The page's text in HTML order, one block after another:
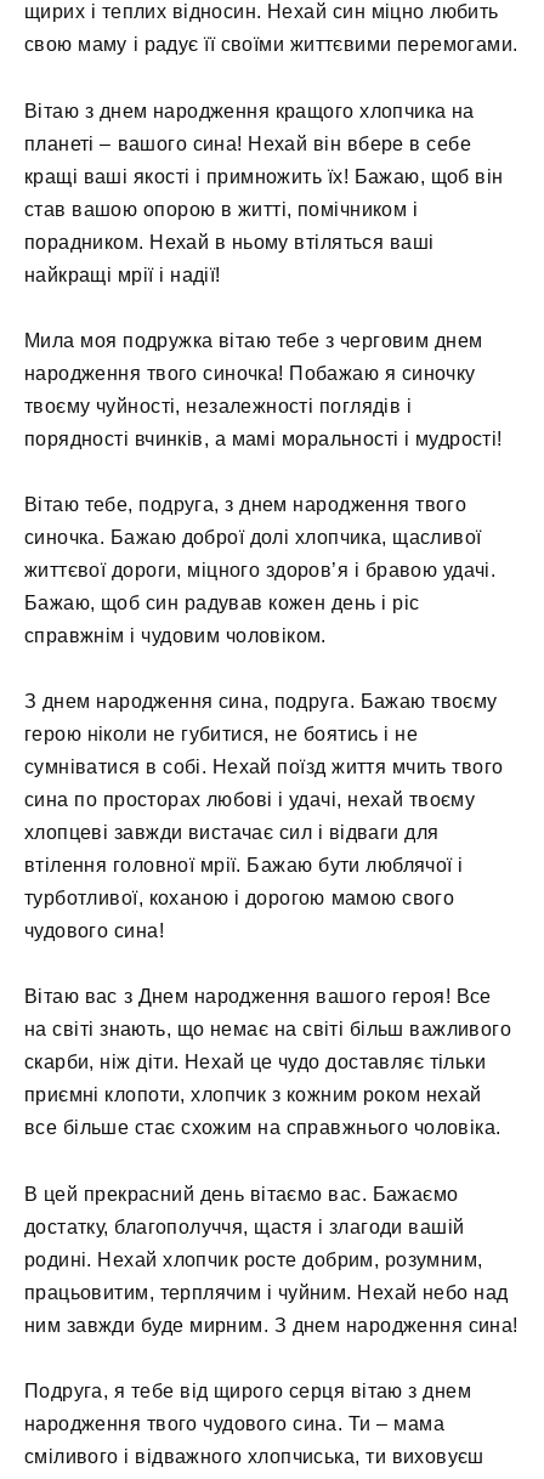
щирих і теплих відносин. Нехай син міцно любить
свою маму і радує її своїми життєвими перемогами.
Вітаю з днем ​​народження кращого хлопчика на
планеті – вашого сина! Нехай він вбере в себе
кращі ваші якості і примножить їх! Бажаю, щоб він
став вашою опорою в житті, помічником і
порадником. Нехай в ньому втіляться ваші
найкращі мрії і надії!
Мила моя подружка вітаю тебе з черговим днем ​​
народження твого синочка! Побажаю я синочку
твоєму чуйності, незалежності поглядів і
порядності вчинків, а мамі моральності і мудрості!
Вітаю тебе, подруга, з днем ​​народження твого
синочка. Бажаю доброї долі хлопчика, щасливої ​​
життєвої дороги, міцного здоров’я і бравою удачі.
Бажаю, щоб син радував кожен день і ріс
справжнім і чудовим чоловіком.
З днем ​​народження сина, подруга. Бажаю твоєму
герою ніколи не губитися, не боятись і не
сумніватися в собі. Нехай поїзд життя мчить твого
сина по просторах любові і удачі, нехай твоєму
хлопцеві завжди вистачає сил і відваги для
втілення головної мрії. Бажаю бути люблячої і
турботливої, коханою і дорогою мамою свого
чудового сина!
Вітаю вас з Днем народження вашого героя! Все
на світі знають, що немає на світі більш важливого
скарби, ніж діти. Нехай це чудо доставляє тільки
приємні клопоти, хлопчик з кожним роком нехай
все більше стає схожим на справжнього чоловіка.
В цей прекрасний день вітаємо вас. Бажаємо
достатку, благополуччя, щастя і злагоди вашій
родині. Нехай хлопчик росте добрим, розумним,
працьовитим, терплячим і чуйним. Нехай небо над
ним завжди буде мирним. З днем ​​народження сина!
Подруга, я тебе від щирого серця вітаю з днем ​​
народження твого чудового сина. Ти – мама
сміливого і відважного хлопчиська, ти виховуєш